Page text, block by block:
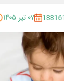
۰۷ تیر ۱۴۰۵